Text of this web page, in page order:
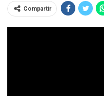
Compartir